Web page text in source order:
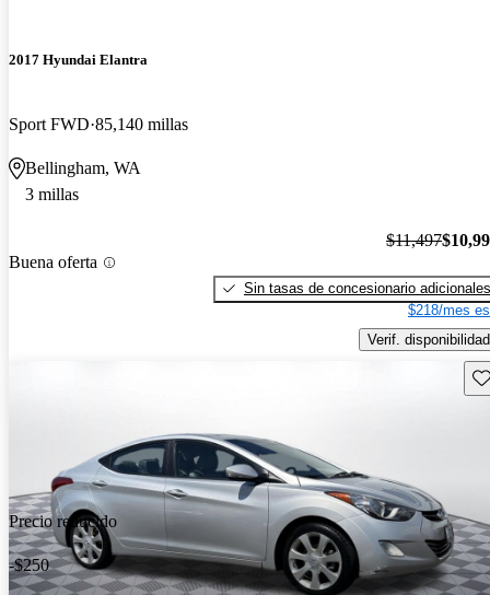
2017 Hyundai Elantra
Sport FWD 85,140 millas
Bellingham, WA
3 millas
Buena oferta
$11,497
Sin tasas de concesionario adicionales
$218/mes
Verif. disponibilidad
Precio reducido
-$250